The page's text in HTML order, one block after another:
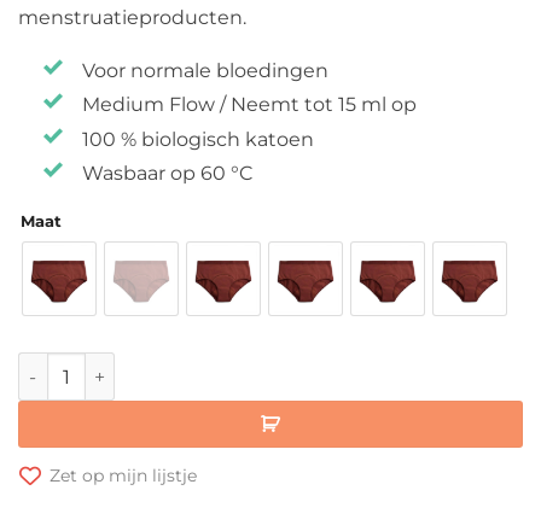
menstruatieproducten.
Voor normale bloedingen
Medium Flow / Neemt tot 15 ml op
100 % biologisch katoen
Wasbaar op 60 °C
Maat
Imse Wasbaar Menstruatieondergoed aantal
Zet op mijn lijstje